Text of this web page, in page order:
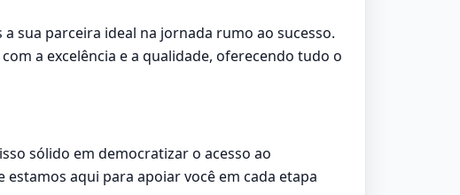
sua parceira ideal na jornada rumo ao sucesso.
a excelência e a qualidade, oferecendo tudo o
sólido em democratizar o acesso ao
aqui para apoiar você em cada etapa